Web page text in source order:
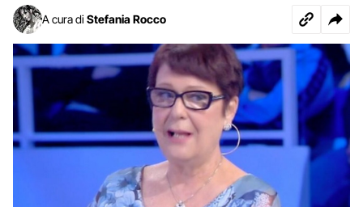
A cura di Stefania Rocco